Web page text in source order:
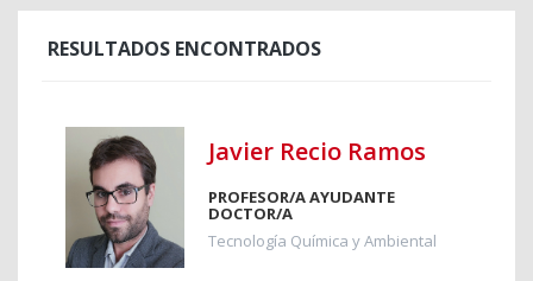
RESULTADOS ENCONTRADOS
Javier Recio Ramos
PROFESOR/A AYUDANTE
DOCTOR/A
Tecnología Química y Ambiental